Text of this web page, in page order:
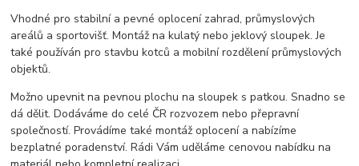
Vhodné pro stabilní a pevné oplocení zahrad, průmyslových
areálů a sportovišť. Montáž na kulatý nebo jeklový sloupek. Je
také používán pro stavbu kotců a mobilní rozdělení průmyslových
objektů.
Možno upevnit na pevnou plochu na sloupek s patkou. Snadno se
dá dělit. Dodáváme do celé ČR rozvozem nebo přepravní
společností. Provádíme také montáž oplocení a nabízíme
bezplatné poradenství. Rádi Vám uděláme cenovou nabídku na